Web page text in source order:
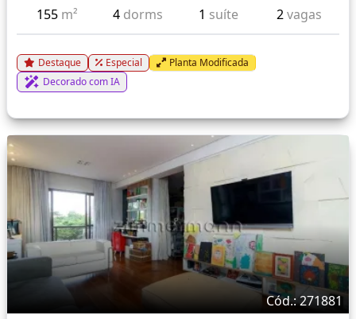
155 m² 4 dorms 1 suíte 2vagas
Destaque Especial
Planta Modificada
Decorado com IA
Cód.: 271881